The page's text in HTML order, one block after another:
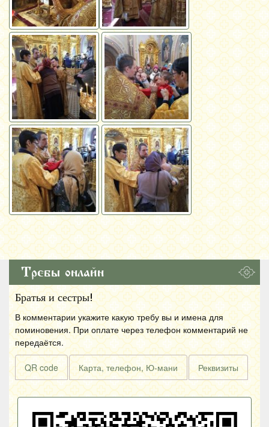
Требы онлайн
Братья и сестры!
В комментарии укажите какую требу вы и имена для
поминовения. При оплате через телефон комментарий не
передаётся.
QR code Карта, телефон, Ю-мани Реквизиты